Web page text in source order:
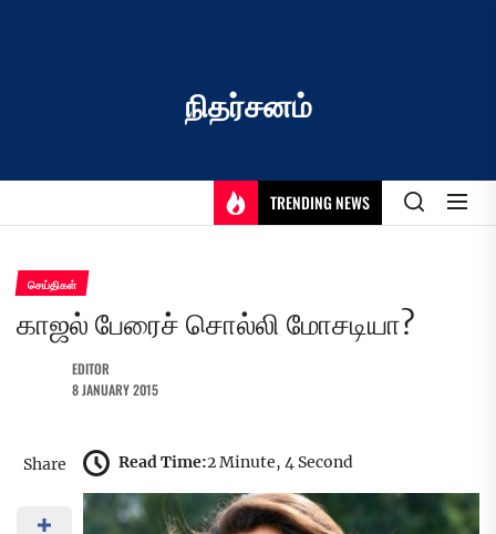
நிதர்சனம்
TRENDING NEWS
செய்திகள்
காஜல் பேரைச் சொல்லி மோசடியா?
EDITOR
8 JANUARY 2015
Share Read Time:2 Minute, 4 Second